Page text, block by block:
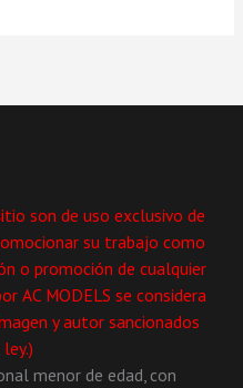
son de uso exclusivo de
su trabajo como
o promoción de cualquier
AC MODELS se considera
y autor sancionados
menor de edad, con